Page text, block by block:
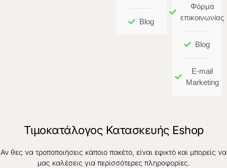
Blog
Φόρμα
επικοινωνίας
Blog
Ε-mail
Μarketing
Τιμοκατάλογος Κατασκευής Eshop
Αν θες να τροποποιήσεις κάποιο πακέτο, είναι εφικτό και μπορείς να
μας καλέσεις για περισσότερες πληροφορίες.